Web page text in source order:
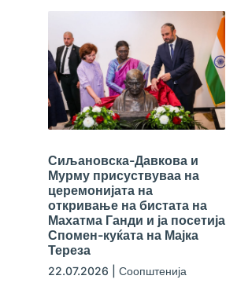
Сиљановска-Давкова и
Мурму присуствуваа на
церемонијата на
откривање на бистата на
Махатма Ганди и ја посетија
Спомен-куќата на Мајка
Тереза
22.07.2026 Соопштенија